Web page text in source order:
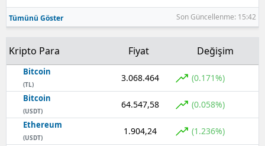
Tümünü Göster Son Güncellenme: 15:42
Kripto Para Fiyat Değişim
Bitcoin
(TL)
3.068.464 (0.171%)
Bitcoin
(USDT)
64.547,58 (0.058%)
Ethereum
(USDT)
1.904,24 (1.236%)